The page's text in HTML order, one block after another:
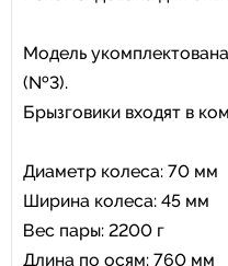
Модель
(№3).
Брызговики входят в
Диаметр колеса: 70 мм
Ширина колеса: 45 мм
Вес пары: 2200 г
Длина по осям: 760 мм